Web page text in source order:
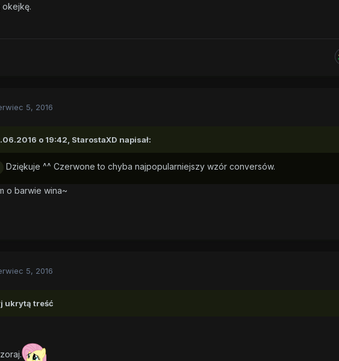
okejkę.
5, 2016
o 19:42, StarostaXD napisał:
Dziękuje ^^ Czerwone to chyba najpopularniejszy wzór conversów.
o barwie wina~
5, 2016
ukrytą treść